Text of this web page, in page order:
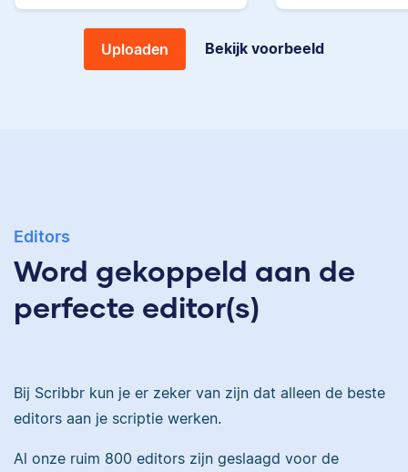
Uploaden Bekijk voorbeeld
Editors
Word gekoppeld aan de
perfecte editor(s)
Bij Scribbr kun je er zeker van zijn dat alleen de beste
editors aan je scriptie werken.
Al onze ruim 800 editors zijn geslaagd voor de
werkt als senior editor
bij Scribbr waar ze al
meer dan 2,5 miljoen
woorden heeft
Erica
geredigeerd.